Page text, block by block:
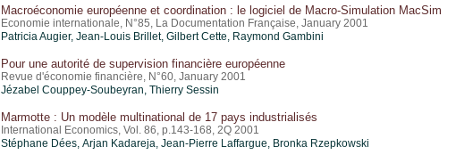
Macroéconomie européenne et coordination : le logiciel de Macro-Simulation MacSim
Economie internationale, N°85, La Documentation Française, January 2001
Patricia Augier, Jean-Louis Brillet, Gilbert Cette, Raymond Gambini
Pour une autorité de supervision financière européenne
Revue d'économie financière, N°60, January 2001
Jézabel Couppey-Soubeyran, Thierry Sessin
Marmotte : Un modèle multinational de 17 pays industrialisés
International Economics, Vol. 86, p.143-168, 2Q 2001
Stéphane Dées, Arjan Kadareja, Jean-Pierre Laffargue, Bronka Rzepkowski